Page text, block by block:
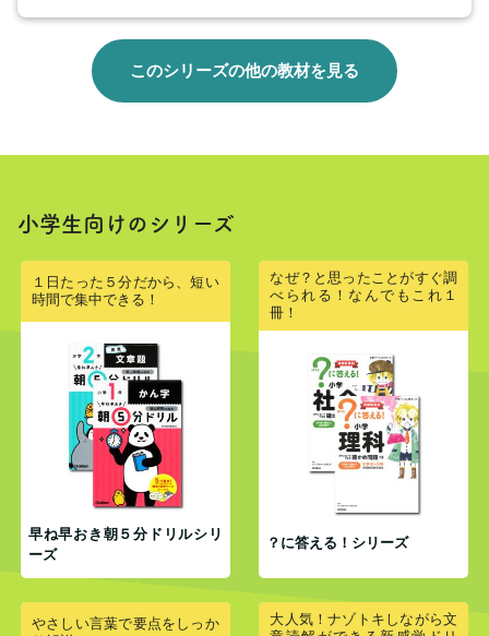
このシリーズの他の教材を見る
小学生向けのシリーズ
１日たった５分だから、短い
時間で集中できる！
早ね早おき朝５分ドリルシリ
ーズ
なぜ？と思ったことがすぐ調
べられる！なんでもこれ１
冊！
？に答える！シリーズ
やさしい言葉で要点をしっか
大人気！ナゾトキしながら文